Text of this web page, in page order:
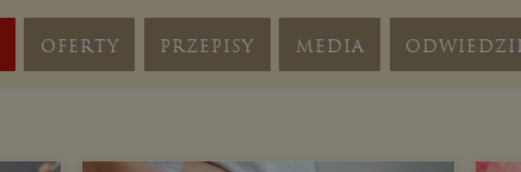
OFERTY PRZEPISY MEDIA